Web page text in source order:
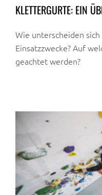
KLETTERGURTE: EIN
Wie unterscheiden
Einsatzzwecke? Auf
geachtet werden?